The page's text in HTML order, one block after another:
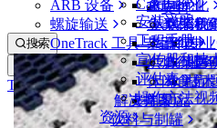
ARB 设备
螺旋输送
OneTrack 工具与组件
布局优化
从包装机
专
服务
技术
解决方案
禽肉行业
鱼类和海
果蔬行业
烘焙行业
休闲食品
乳制品
饮料与制罐
CalcLab
安装说明
工程手册
宣传册和技
评估表
操作方法视
资源
支持
联系我
保证
政策声
常见问
支持
搜索
打开菜单
ThermoDrive 热塑驱动传送带
传送带类型